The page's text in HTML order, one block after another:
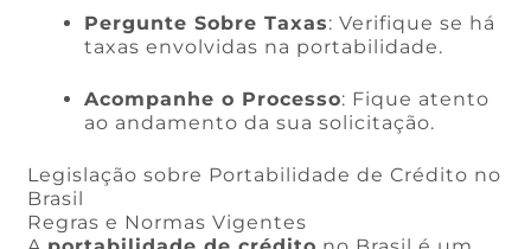
Pergunte Sobre Taxas: Verifique se há
taxas envolvidas na portabilidade.
Acompanhe o Processo: Fique atento
ao andamento da sua solicitação.
Legislação sobre Portabilidade de Crédito no
Brasil
Regras e Normas Vigentes